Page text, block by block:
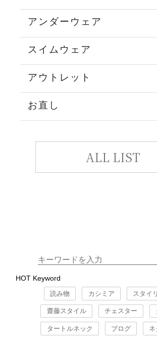
アンダーウェア
スイムウェア
アウトレット
お直し
ALL LIST
HOT Keyword
読み物 カシミア スタイ
齋藤スタイル チェスター
タートルネック ブログ ネ